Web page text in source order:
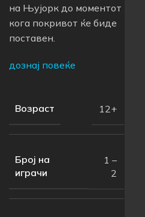
на Њујорк до моментот
кога покривот ќе биде
поставен.
дознај повеќе
Возраст 12+
Број на
играчи
1 –
2